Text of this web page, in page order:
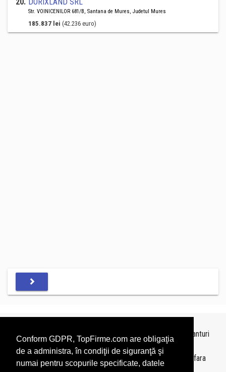
Conform GDPR, TopFirme.com are obligaţia
de a administra, în condiţii de siguranţă şi
numai pentru scopurile specificate, datele
Str. VOINICENILOR 681/B, Santana de Mures, Judetul Mures
185.837 lei (42.236 euro)
Topurile sunt realizate deTopFirme
pe baza ultimelor bilanturi
depuse si au scop informativ.
Este interzisa folosirea topurilor fara acordul TopFirme si fara